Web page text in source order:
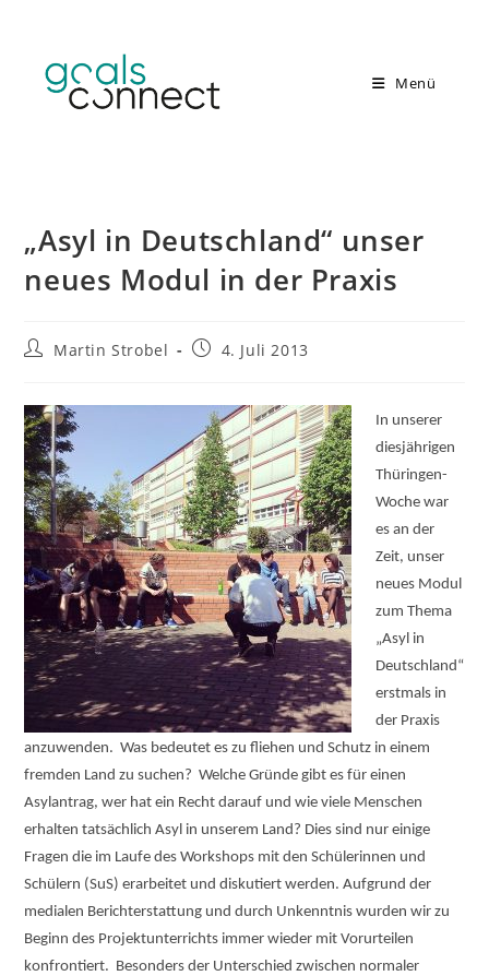
springen
Menü
„Asyl in Deutschland“ unser
neues Modul in der Praxis
Beitrags-
Martin Strobel
Beitrag4. Juli 2013
In unserer
diesjährigen
Thüringen-
Woche war
es an der
Zeit, unser
neues Modul
zum Thema
„Asyl in
Deutschland“
erstmals in
der Praxis
anzuwenden. Was bedeutet es zu fliehen und Schutz in einem
fremden Land zu suchen? Welche Gründe gibt es für einen
Asylantrag, wer hat ein Recht darauf und wie viele Menschen
erhalten tatsächlich Asyl in unserem Land? Dies sind nur einige
Fragen die im Laufe des Workshops mit den Schülerinnen und
Schülern (SuS) erarbeitet und diskutiert werden. Aufgrund der
medialen Berichterstattung und durch Unkenntnis wurden wir zu
Beginn des Projektunterrichts immer wieder mit Vorurteilen
konfrontiert. Besonders der Unterschied zwischen normaler